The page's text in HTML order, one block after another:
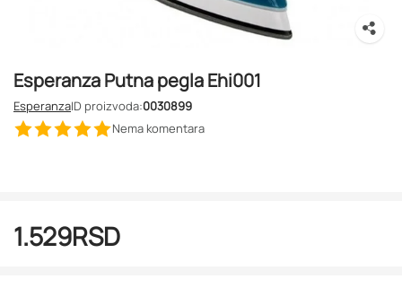
Esperanza Putna pegla Ehi001
EsperanzaID proizvoda:0030899
Nema komentara
1.529RSD